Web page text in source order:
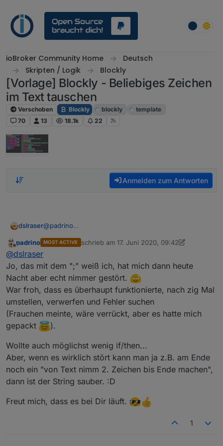
ioBroker Community Home
Deutsch
Skripten / Logik
Blockly
[Vorlage] Blockly - Beliebiges Zeichen
im Text tauschen
Verschoben Blockly blockly
template
70
13 18.1k 22
Anmelden zum Antworten
dslraser@padrino
die Idee dazu. Bei mir ist zwar an der ersten Stelle
und läßt sich bestimmt auch noch weg bekommen.
Es ist auch tatsächlich ein Zeichen mehr als vorher
Blockly
Log
Offline
padrino MOST ACTIVE schrieb am 17. Juni 2020, 09:42
zuletzt editiert von padrino
@dslraser
Jo, das mit dem ";" weiß ich, hat mich dann heute
Nacht aber echt nimmer gestört.
War froh, dass es überhaupt funktionierte, nach zig Mal
umstellen, verwerfen und Fehler suchen
(Frauchen meinte, wäre verrückt, aber es hatte mich
gepackt
).
Wollte auch möglichst wenig if/then...
Aber, wenn es wirklich stört kann man ja z.B. am Ende
noch ein "von Text nimm 2. Zeichen bis Ende machen",
dann ist der String sauber. :D
Freut mich, dass es bei Dir läuft.
1